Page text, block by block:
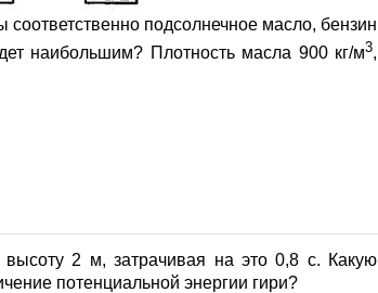
подсолнечное масло, бензин
наибольшим? Плотность масла 900 кг/м3,
2 м, затрачивая на это 0,8 с. Какую
потенциальной энергии гири?